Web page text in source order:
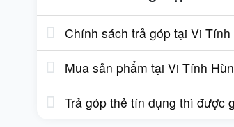
Chính sách trả góp tại Vi
Mua sản phẩm tại Vi Tính
Trả góp thẻ tín dụng thì được